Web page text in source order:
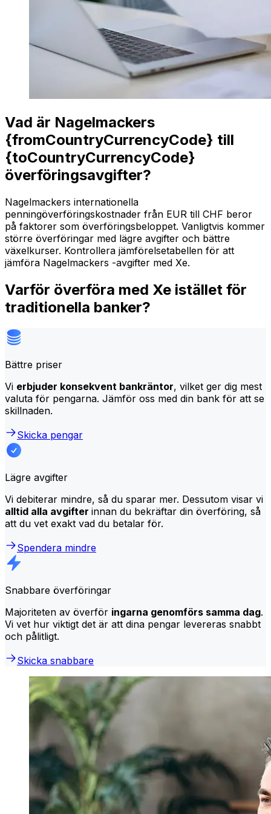
Vad är Nagelmackers
{fromCountryCurrencyCode} till
{toCountryCurrencyCode}
överföringsavgifter?
Nagelmackers internationella
penningöverföringskostnader från EUR till CHF beror
på faktorer som överföringsbeloppet. Vanligtvis kommer
större överföringar med lägre avgifter och bättre
växelkurser. Kontrollera jämförelsetabellen för att
jämföra Nagelmackers -avgifter med Xe.
Varför överföra med Xe istället för
traditionella banker?
Bättre priser
Vi erbjuder konsekvent bankräntor, vilket ger dig mest
valuta för pengarna. Jämför oss med din bank för att se
skillnaden.
Skicka pengar
Lägre avgifter
Vi debiterar mindre, så du sparar mer. Dessutom visar vi
alltid alla avgifter innan du bekräftar din överföring, så
att du vet exakt vad du betalar för.
Spendera mindre
Snabbare överföringar
Majoriteten av överför ingarna genomförs samma dag.
Vi vet hur viktigt det är att dina pengar levereras snabbt
och pålitligt.
Skicka snabbare